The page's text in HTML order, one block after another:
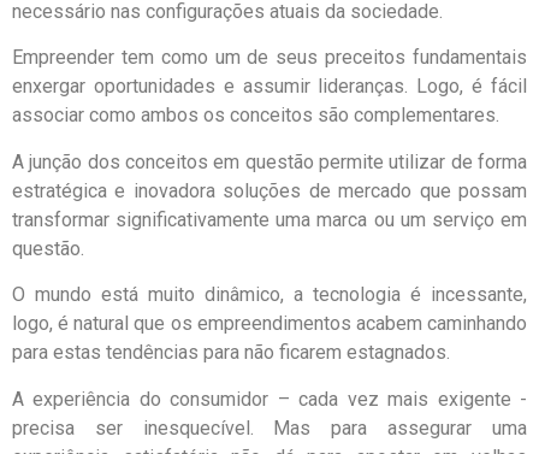
necessário nas configurações atuais da sociedade.
Empreender tem como um de seus preceitos fundamentais
enxergar oportunidades e assumir lideranças. Logo, é fácil
associar como ambos os conceitos são complementares.
A junção dos conceitos em questão permite utilizar de forma
estratégica e inovadora soluções de mercado que possam
transformar significativamente uma marca ou um serviço em
questão.
O mundo está muito dinâmico, a tecnologia é incessante,
logo, é natural que os empreendimentos acabem caminhando
para estas tendências para não ficarem estagnados.
A experiência do consumidor – cada vez mais exigente -
precisa ser inesquecível. Mas para assegurar uma